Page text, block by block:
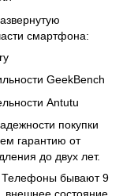
смартфона:
GeekBench
Antutu
покупки
гарантию от
до двух лет.
Телефоны бывают 9